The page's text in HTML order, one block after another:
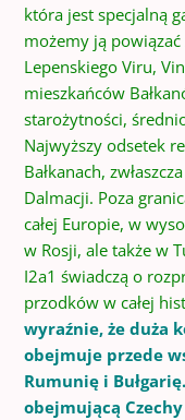
która jest specjalną
możemy ją
Lepenskiego Viru,
mieszkańców
starożytności,
Najwyższy odsetek
Bałkanach,
Dalmacji. Poza
całej Europie, w
w Rosji, ale także w
I2a1 świadczą o
przodków w całej
wyraźnie, że duża
obejmuje przede
Rumunię i
obejmującą